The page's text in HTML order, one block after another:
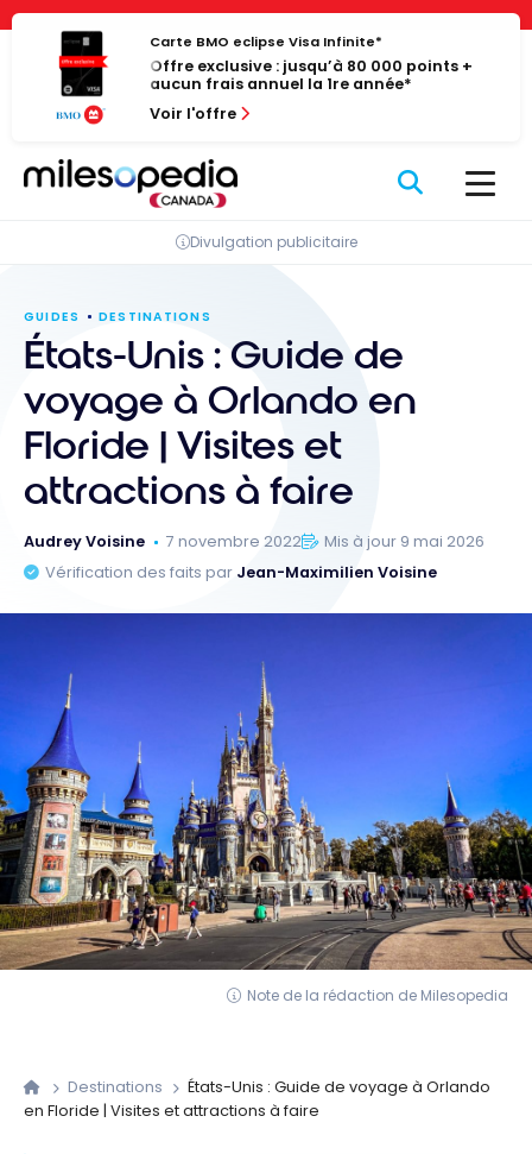
Panneau de gestion des cookies
Passer
contenu
Carte BMO eclipse Visa Infinite*
Offre exclusive : jusqu’à 80 000 points +
aucun frais annuel la 1re année*
Voir l'offre
Divulgation publicitaire
GUIDES DESTINATIONS
États-Unis : Guide de
voyage à Orlando en
Floride | Visites et
attractions à faire
Audrey Voisine 7 novembre 2022
Mis à jour 9 mai 2026
Vérification des faits par Jean-Maximilien Voisine
Note de la rédaction de Milesopedia
Destinations
États-Unis : Guide de voyage à Orlando
en Floride | Visites et attractions à faire